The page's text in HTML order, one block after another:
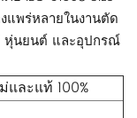
แพร่หลายในงานตัด
หุ่นยนต์ และอุปกรณ์
ละแท้ 100%